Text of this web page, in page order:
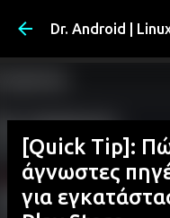
Μετάβαση
Dr. Android |
[Quick Tip]:
άγνωστες
για